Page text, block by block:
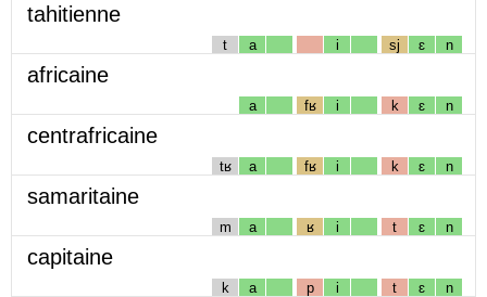
tahitienne
t a i sj ɛ n
africaine
a fʁ i k ɛ n
centrafricaine
tʁ a fʁ i k ɛ n
samaritaine
m a ʁ i t ɛ n
capitaine
k a p i t ɛ n